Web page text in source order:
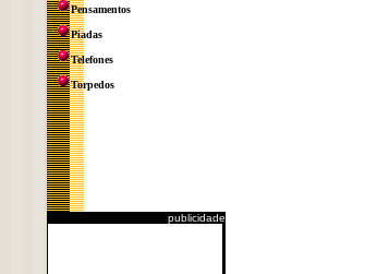
Pensamentos
Piadas
Telefones
Torpedos
publicidade